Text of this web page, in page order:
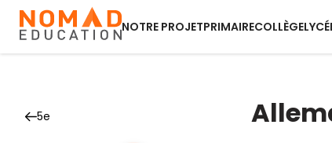
NOTRE PROJETPRIMAIRECOLLÈGE
5e